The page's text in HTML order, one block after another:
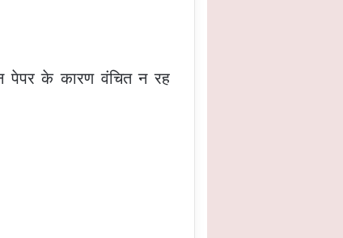
पेपर के कारण वंचित न रह